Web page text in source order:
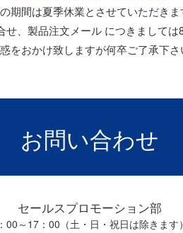
の期間は夏季休業とさせていただきま
、製品注文メール につきましては
をおかけ致しますが何卒ご了承下さ
お問い合わせ
セールスプロモーション部
00～17：00（土・日・祝日は除きます）